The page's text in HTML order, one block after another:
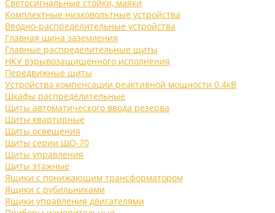
Светосигнальные стойки, маяки
Комплектные низковольтные устройства
Вводно-распределительные устройства
Главная шина заземления
Главные распределительные щиты
НКУ взрывозащищенного исполнения
Передвижные щиты
Устройства компенсации реактивной мощности 0.4кВ
Шкафы распределительные
Щиты автоматического ввода резерва
Щиты квартирные
Щиты освещения
Щиты серии ЩО-70
Щиты управления
Щиты этажные
Ящики с понижающим трансформатором
Ящики с рубильниками
Ящики управления двигателями